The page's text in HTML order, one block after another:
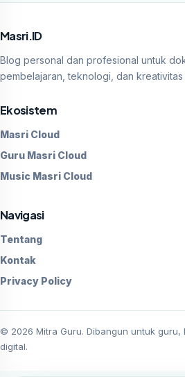
Masri.ID
Blog personal dan profesional untuk
pembelajaran, teknologi, dan kreativitas
Ekosistem
Masri Cloud
Guru Masri Cloud
Music Masri Cloud
Navigasi
Tentang
Kontak
Privacy Policy
© 2026 Mitra Guru. Dibangun untuk
digital.